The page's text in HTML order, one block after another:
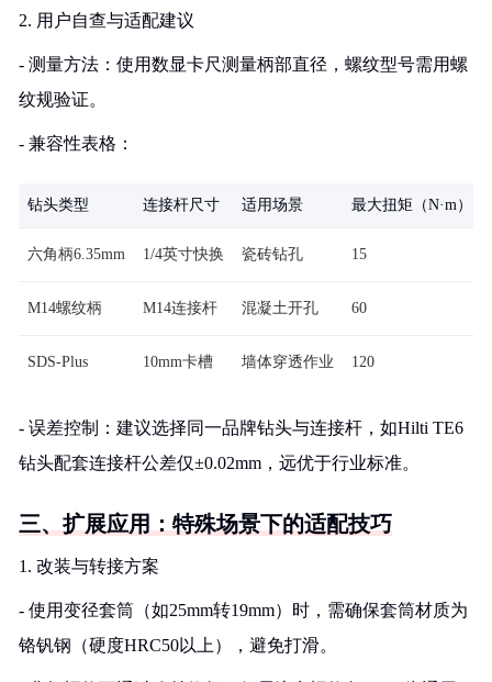
2. 用户自查与适配建议
- 测量方法：使用数显卡尺测量柄部直径，螺纹型号需用螺
纹规验证。
- 兼容性表格：
钻头类型 连接杆尺寸 适用场景 最大扭矩（N·m）
六角柄6.35mm 1/4英寸快换 瓷砖钻孔 15
M14螺纹柄 M14连接杆 混凝土开孔 60
SDS-Plus 10mm卡槽 墙体穿透作业 120
- 误差控制：建议选择同一品牌钻头与连接杆，如Hilti TE6
钻头配套连接杆公差仅±0.02mm，远优于行业标准。
三、扩展应用：特殊场景下的适配技巧
1. 改装与转接方案
- 使用变径套筒（如25mm转19mm）时，需确保套筒材质为
铬钒钢（硬度HRC50以上），避免打滑。